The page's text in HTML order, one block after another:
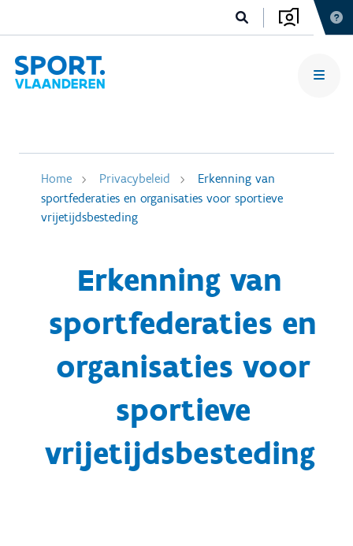
Home Privacybeleid
Erkenning van
sportfederaties en organisaties voor sportieve
vrijetijdsbesteding
Erkenning van
sportfederaties en
organisaties voor
sportieve
vrijetijdsbesteding